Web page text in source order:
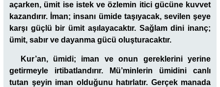
açarken, ümit ise istek ve özlemin itici gücüne kuvvet
kazandırır. İman; insanı ümide taşıyacak, sevilen şeye
karşı güçlü bir ümit aşılayacaktır. Sağlam dini inanç;
ümit, sabır ve dayanma gücü oluşturacaktır.
Kur’an, ümidi; iman ve onun gereklerini yerine
getirmeyle irtibatlandırır. Mü’minlerin ümidini canlı
tutan şeyin iman olduğunu hatırlatır. Gerçek manada